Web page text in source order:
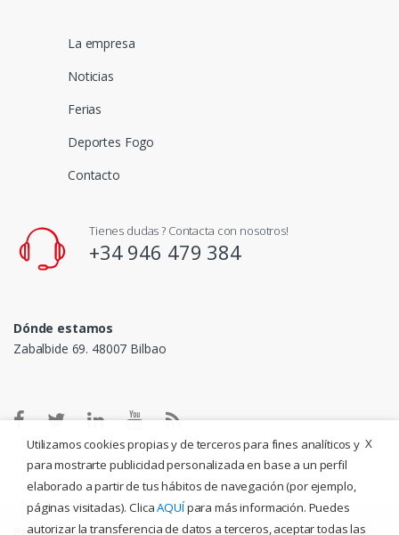
La empresa
Noticias
Ferias
Deportes Fogo
Contacto
Tienes dudas ? Contacta con nosotros!
+34 946 479 384
Dónde estamos
Zabalbide 69. 48007 Bilbao
X
Utilizamos cookies propias y de terceros para fines analíticos y
para mostrarte publicidad personalizada en base a un perfil
elaborado a partir de tus hábitos de navegación (por ejemplo,
páginas visitadas). ClicaAQUÍpara más información. Puedes
autorizar la transferencia de datos a terceros, aceptar todas las